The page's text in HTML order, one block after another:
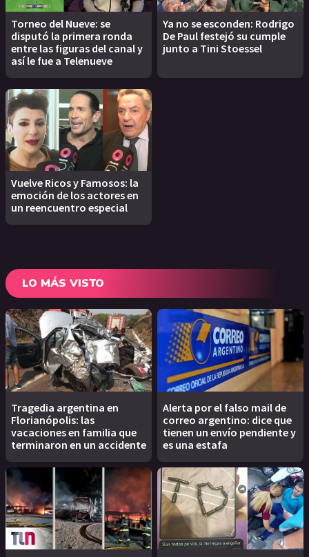
Torneo del Nueve: se
disputó la primera ronda
entre las figuras del canal y
así le fue a Telenueve
Ya no se esconden: Rodrigo
De Paul festejó su cumple
junto a Tini Stoessel
Vuelve Ricos y Famosos: la
emoción de los actores en
un reencuentro especial
LO MÁS VISTO
Tragedia argentina en
Florianópolis: las
vacaciones en familia que
terminaron en un accidente
Alerta por el falso mail de
correo argentino: dice que
tienen un envío pendiente y
es una estafa